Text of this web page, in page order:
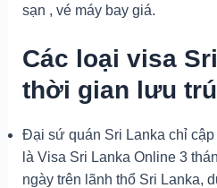
sạn , vé máy bay giá.
Các loại visa
thời gian lưu trú
Đại sứ quán Sri Lanka chỉ
là Visa Sri Lanka Online 3
ngày trên lãnh thổ Sri Lanka,